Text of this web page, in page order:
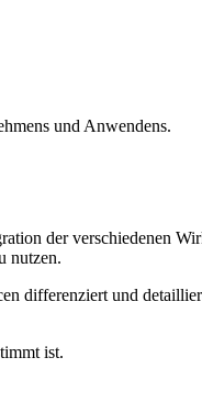
und Anwendens.
der verschiedenen
nutzen.
differenziert und
ist.